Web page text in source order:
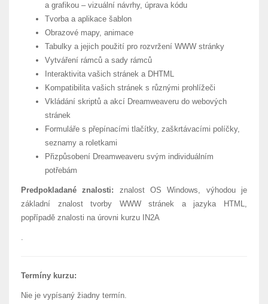
a grafikou – vizuální návrhy, úprava kódu
Tvorba a aplikace šablon
Obrazové mapy, animace
Tabulky a jejich použití pro rozvržení WWW stránky
Vytváření rámců a sady rámců
Interaktivita vašich stránek a DHTML
Kompatibilita vašich stránek s různými prohlížeči
Vkládání skriptů a akcí Dreamweaveru do webových
stránek
Formuláře s přepínacími tlačítky, zaškrtávacími políčky,
seznamy a roletkami
Přizpůsobení Dreamweaveru svým individuálním
potřebám
Predpokladané znalosti: znalost OS Windows, výhodou je
základní znalost tvorby WWW stránek a jazyka HTML,
popřípadě znalosti na úrovni kurzu IN2A
.
Termíny kurzu:
Nie je vypísaný žiadny termín.